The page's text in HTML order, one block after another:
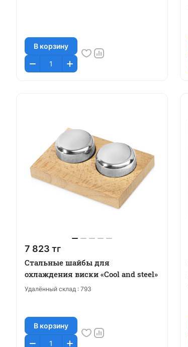
В корзину
7 823 тг
Стальные шайбы для
охлаждения виски «Cool and steel»
Удалённый склад : 793
В корзину